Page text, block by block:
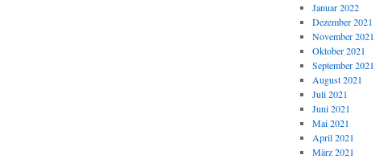
Januar 2022
Dezember 2021
November 2021
Oktober 2021
September 2021
August 2021
Juli 2021
Juni 2021
Mai 2021
April 2021
März 2021